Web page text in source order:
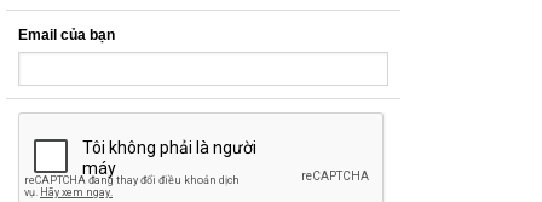
Email của bạn